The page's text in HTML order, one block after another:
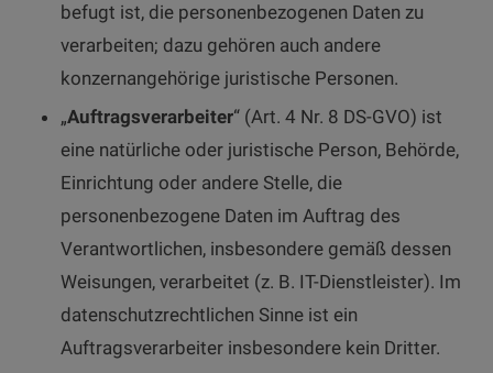
befugt ist, die personenbezogenen Daten zu
verarbeiten; dazu gehören auch andere
konzernangehörige juristische Personen.
„Auftragsverarbeiter“ (Art. 4 Nr. 8 DS-GVO) ist
eine natürliche oder juristische Person, Behörde,
Einrichtung oder andere Stelle, die
personenbezogene Daten im Auftrag des
Verantwortlichen, insbesondere gemäß dessen
Weisungen, verarbeitet (z. B. IT-Dienstleister). Im
datenschutzrechtlichen Sinne ist ein
Auftragsverarbeiter insbesondere kein Dritter.